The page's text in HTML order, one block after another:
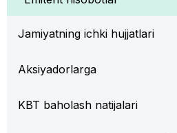
Jamiyatning ichki hujjatlari
Aksiyadorlarga
KBT baholash natijalari